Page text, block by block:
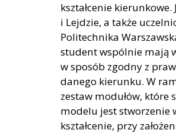
kształcenie
i Lejdzie, a także
Politechnika
student wspólnie mają
w sposób zgodny z
danego kierunku. W
zestaw modułów, które
modelu jest stworzenie
kształcenie, przy